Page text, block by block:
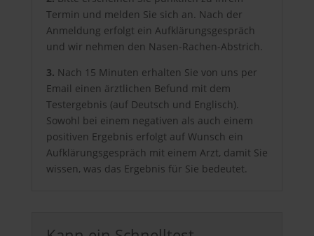
Termin und melden Sie sich an. Nach der
Anmeldung erfolgt ein Aufklärungsgespräch
und wir nehmen den Nasen-Rachen-Abstrich.
3. Nach 15 Minuten erhalten Sie von uns per
Email einen ärztlichen Befund mit dem
Testergebnis (auf Deutsch und Englisch).
Sowohl bei einem negativen als auch einem
positiven Ergebnis erfolgt auf Wunsch ein
Aufklärungsgespräch mit einem Arzt, damit Sie
wissen, was das Ergebnis für Sie bedeutet.